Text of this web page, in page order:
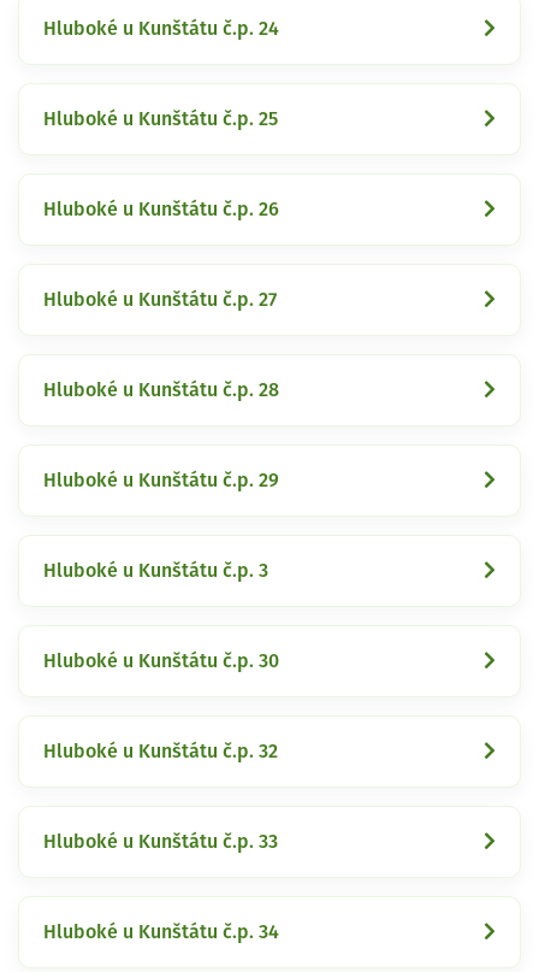
Hluboké u Kunštátu č.p. 24
Hluboké u Kunštátu č.p. 25
Hluboké u Kunštátu č.p. 26
Hluboké u Kunštátu č.p. 27
Hluboké u Kunštátu č.p. 28
Hluboké u Kunštátu č.p. 29
Hluboké u Kunštátu č.p. 3
Hluboké u Kunštátu č.p. 30
Hluboké u Kunštátu č.p. 32
Hluboké u Kunštátu č.p. 33
Hluboké u Kunštátu č.p. 34